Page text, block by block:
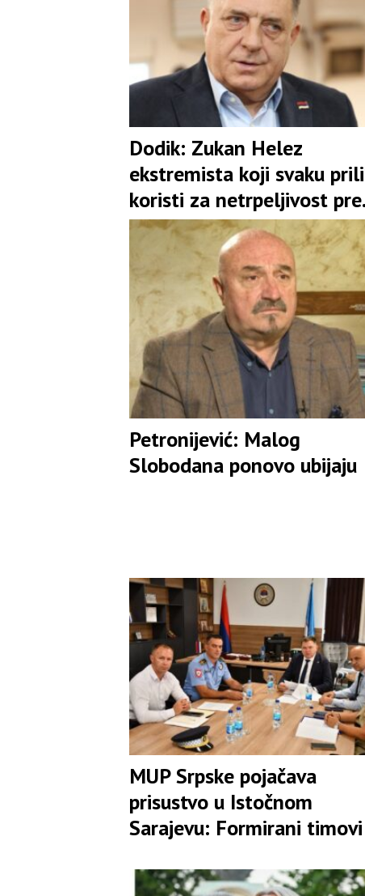
Dodik: Zukan Helez
ekstremista koji svaku
koristi za netrpeljivost
Srbima
Petronijević: Malog
Slobodana ponovo ubijaju
MUP Srpske pojačava
prisustvo u Istočnom
Sarajevu: Formirani
ubistava